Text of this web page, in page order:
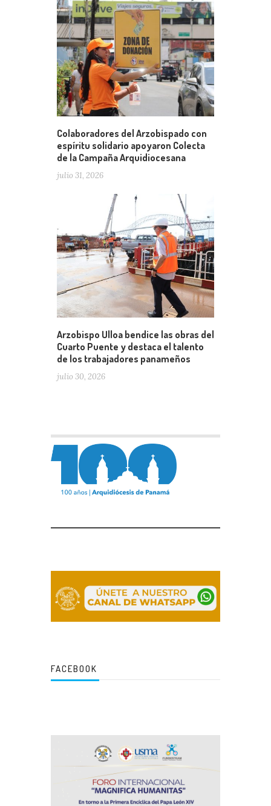
Colaboradores del Arzobispado con
espíritu solidario apoyaron Colecta
de la Campaña Arquidiocesana
julio 31, 2026
Arzobispo Ulloa bendice las obras del
Cuarto Puente y destaca el talento
de los trabajadores panameños
julio 30, 2026
FACEBOOK